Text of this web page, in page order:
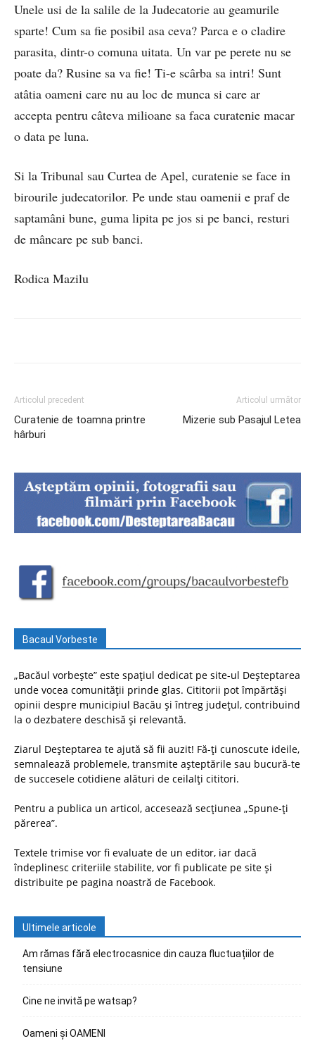
Unele usi de la salile de la Judecatorie au geamurile
sparte! Cum sa fie posibil asa ceva? Parca e o cladire
parasita, dintr-o comuna uitata. Un var pe perete nu se
poate da? Rusine sa va fie! Ti-e scârba sa intri! Sunt
atâtia oameni care nu au loc de munca si care ar
accepta pentru câteva milioane sa faca curatenie macar
o data pe luna.
Si la Tribunal sau Curtea de Apel, curatenie se face in
birourile judecatorilor. Pe unde stau oamenii e praf de
saptamâni bune, guma lipita pe jos si pe banci, resturi
de mâncare pe sub banci.
Rodica Mazilu
Articolul precedent
Curatenie de toamna printre
hârburi
Articolul următor
Mizerie sub Pasajul Letea
Bacaul Vorbeste
„Bacăul vorbește” este spațiul dedicat pe site-ul Deșteptarea
unde vocea comunității prinde glas. Cititorii pot împărtăși
opinii despre municipiul Bacău și întreg județul, contribuind
la o dezbatere deschisă și relevantă.
Ziarul Deșteptarea te ajută să fii auzit! Fă-ți cunoscute ideile,
semnalează problemele, transmite așteptările sau bucură-te
de succesele cotidiene alături de ceilalți cititori.
Pentru a publica un articol, accesează secțiunea „Spune-ți
părerea”.
Textele trimise vor fi evaluate de un editor, iar dacă
îndeplinesc criteriile stabilite, vor fi publicate pe site și
distribuite pe pagina noastră de Facebook.
Ultimele articole
Am rămas fără electrocasnice din cauza fluctuațiilor de
tensiune
Cine ne invită pe watsap?
Oameni și OAMENI